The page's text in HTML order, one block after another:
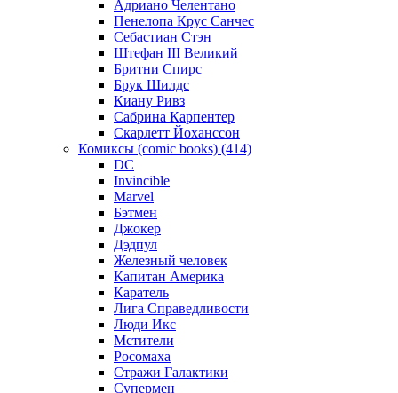
Адриано Челентано
Пенелопа Крус Санчес
Себастиан Стэн
Штефан III Великий
Бритни Спирс
Брук Шилдс
Киану Ривз
Сабрина Карпентер
Скарлетт Йоханссон
Комиксы (comic books) (414)
DC
Invincible
Marvel
Бэтмен
Джокер
Дэдпул
Железный человек
Капитан Америка
Каратель
Лига Справедливости
Люди Икс
Мстители
Росомаха
Стражи Галактики
Супермен